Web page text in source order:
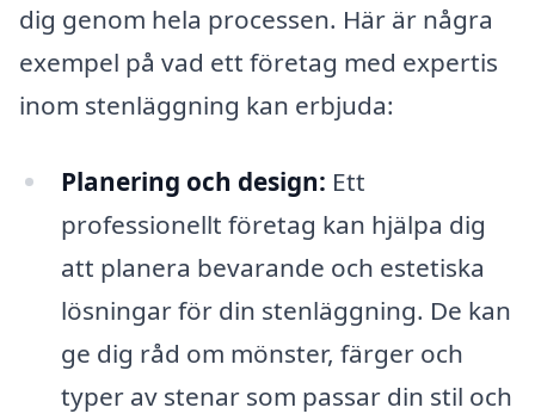
dig genom hela processen. Här är några
exempel på vad ett företag med expertis
inom stenläggning kan erbjuda:
Planering och design: Ett
professionellt företag kan hjälpa dig
att planera bevarande och estetiska
lösningar för din stenläggning. De kan
ge dig råd om mönster, färger och
typer av stenar som passar din stil och